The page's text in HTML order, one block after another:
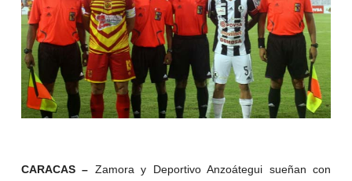
CARACAS – Zamora y Deportivo Anzoátegui sueñan con